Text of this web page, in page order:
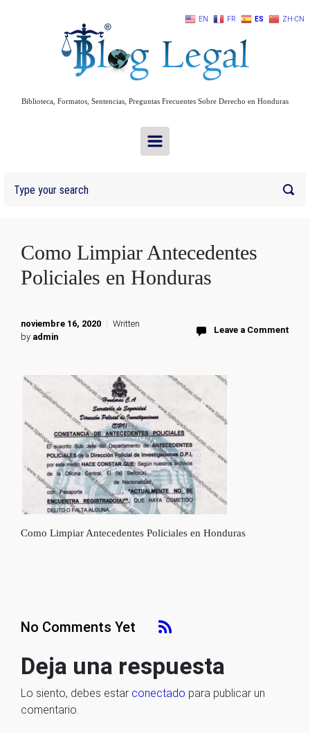
Biblioteca, Formatos, Sentencias, Preguntas Frecuentes Sobre Derecho en Honduras
Como Limpiar Antecedentes
Policiales en Honduras
noviembre 16, 2020
Written
by admin
Leave a Comment
Como Limpiar Antecedentes Policiales en Honduras
No Comments Yet
Deja una respuesta
Lo siento, debes estar conectado para publicar un
comentario.
EN FR ES ZH-CN